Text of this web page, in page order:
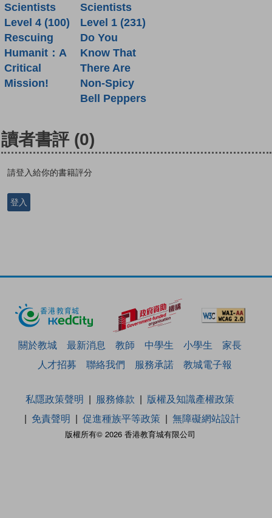
Scientists
Level 4 (100)
Rescuing
Humanit：A
Critical
Mission!
Scientists
Level 1 (231)
Do You
Know That
There Are
Non-Spicy
Bell Peppers
讀者書評 (0)
請登入給你的書籍評分
登入
關於教城 最新消息 教師 中學生 小學生
家長
人才招募
聯絡我們 服務承諾 教城電子報
版權所有© 2026 香港教育城有限公司
私隱政策聲明 服務條款
版權及知識產權政策
免責聲明
促進種族平等政策 無障礙網站設計